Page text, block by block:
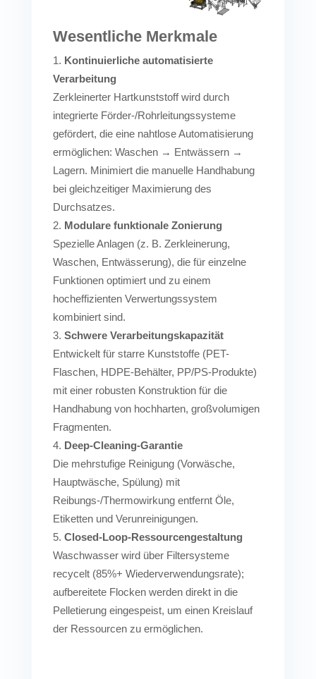
Wesentliche Merkmale
Kontinuierliche automatisierte
Verarbeitung
Zerkleinerter Hartkunststoff wird durch
integrierte Förder-/Rohrleitungssysteme
gefördert, die eine nahtlose Automatisierung
ermöglichen: Waschen → Entwässern →
Lagern. Minimiert die manuelle Handhabung
bei gleichzeitiger Maximierung des
Durchsatzes.
Modulare funktionale Zonierung
Spezielle Anlagen (z. B. Zerkleinerung,
Waschen, Entwässerung), die für einzelne
Funktionen optimiert und zu einem
hocheffizienten Verwertungssystem
kombiniert sind.
Schwere Verarbeitungskapazität
Entwickelt für starre Kunststoffe (PET-
Flaschen, HDPE-Behälter, PP/PS-Produkte)
mit einer robusten Konstruktion für die
Handhabung von hochharten, großvolumigen
Fragmenten.
Deep-Cleaning-Garantie
Die mehrstufige Reinigung (Vorwäsche,
Hauptwäsche, Spülung) mit
Reibungs-/Thermowirkung entfernt Öle,
Etiketten und Verunreinigungen.
Closed-Loop-Ressourcengestaltung
Waschwasser wird über Filtersysteme
recycelt (85%+ Wiederverwendungsrate);
aufbereitete Flocken werden direkt in die
Pelletierung eingespeist, um einen Kreislauf
der Ressourcen zu ermöglichen.